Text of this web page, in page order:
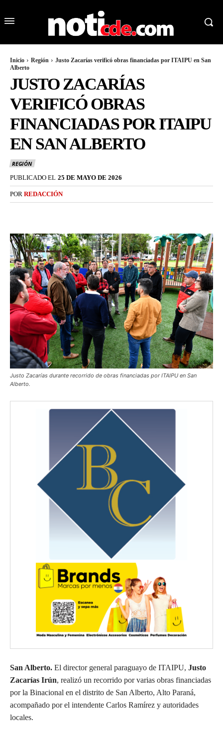
Inicio Región
Justo Zacarías verificó obras financiadas por ITAIPU en San
Alberto
JUSTO ZACARÍAS
VERIFICÓ OBRAS
FINANCIADAS POR ITAIPU
EN SAN ALBERTO
REGIÓN
PUBLICADO EL 25 DE MAYO DE 2026
POR REDACCIÓN
Justo Zacarías durante recorrido de obras financiadas por ITAIPU en San
Alberto.
San Alberto. El director general paraguayo de ITAIPU, Justo
Zacarías Irún, realizó un recorrido por varias obras financiadas
por la Binacional en el distrito de San Alberto, Alto Paraná,
acompañado por el intendente Carlos Ramírez y autoridades
locales.